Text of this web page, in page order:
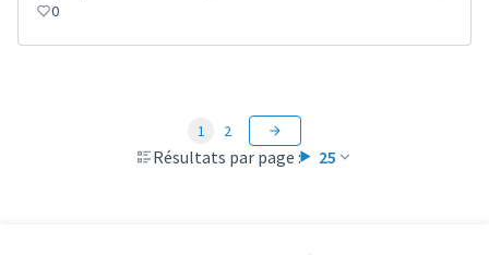
0
Résultats par page : 25
1 2